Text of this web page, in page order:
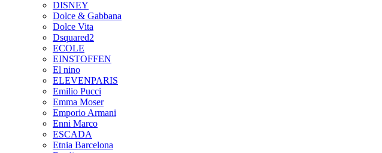
DISNEY
Dolce & Gabbana
Dolce Vita
Dsquared2
ECOLE
EINSTOFFEN
El nino
ELEVENPARIS
Emilio Pucci
Emma Moser
Emporio Armani
Enni Marco
ESCADA
Etnia Barcelona